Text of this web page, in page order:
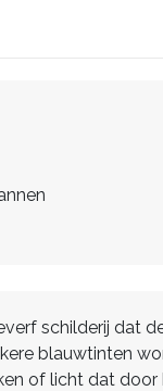
schilderij dat
blauwtinten
of licht dat door